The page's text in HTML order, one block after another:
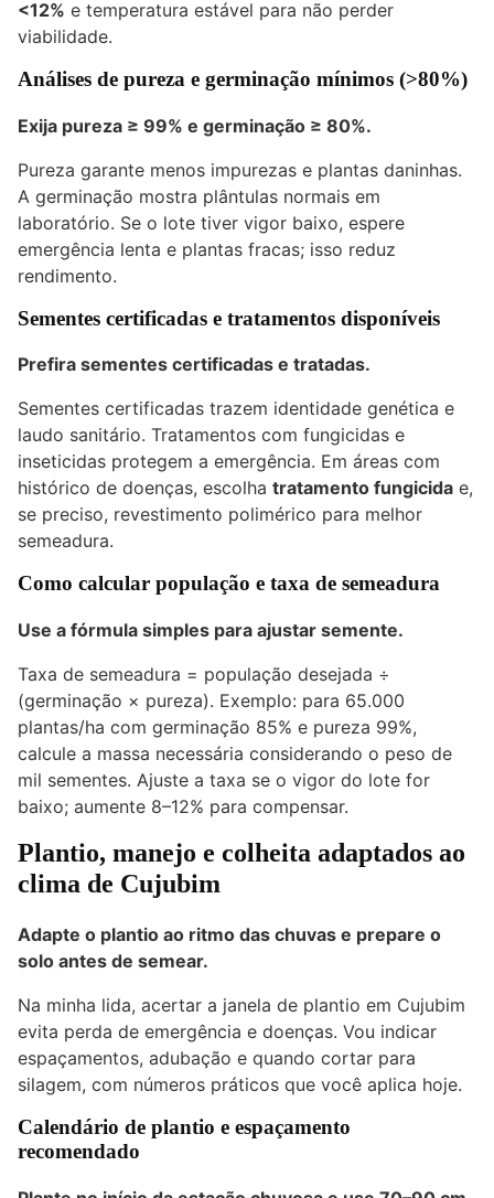
<12% e temperatura estável para não perder
viabilidade.
Análises de pureza e germinação mínimos (>80%)
Exija pureza ≥ 99% e germinação ≥ 80%.
Pureza garante menos impurezas e plantas daninhas.
A germinação mostra plântulas normais em
laboratório. Se o lote tiver vigor baixo, espere
emergência lenta e plantas fracas; isso reduz
rendimento.
Sementes certificadas e tratamentos disponíveis
Prefira sementes certificadas e tratadas.
Sementes certificadas trazem identidade genética e
laudo sanitário. Tratamentos com fungicidas e
inseticidas protegem a emergência. Em áreas com
histórico de doenças, escolha tratamento fungicida e,
se preciso, revestimento polimérico para melhor
semeadura.
Como calcular população e taxa de semeadura
Use a fórmula simples para ajustar semente.
Taxa de semeadura = população desejada ÷
(germinação × pureza). Exemplo: para 65.000
plantas/ha com germinação 85% e pureza 99%,
calcule a massa necessária considerando o peso de
mil sementes. Ajuste a taxa se o vigor do lote for
baixo; aumente 8–12% para compensar.
Plantio, manejo e colheita adaptados ao
clima de Cujubim
Adapte o plantio ao ritmo das chuvas e prepare o
solo antes de semear.
Na minha lida, acertar a janela de plantio em Cujubim
evita perda de emergência e doenças. Vou indicar
espaçamentos, adubação e quando cortar para
silagem, com números práticos que você aplica hoje.
Calendário de plantio e espaçamento
recomendado